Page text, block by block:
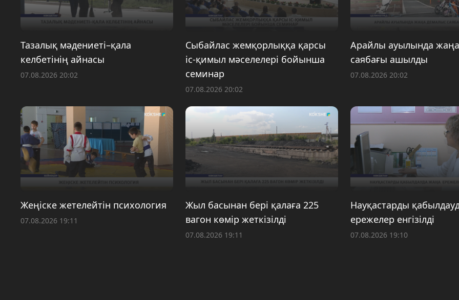
Тазалық мәдениеті–қала
келбетінің айнасы
07.08.2026 20:02
Сыбайлас жемқорлыққа қарсы
іс-қимыл мәселелері бойынша
семинар
07.08.2026 20:02
Арайлы ауылында
саябағы ашылды
07.08.2026 20:02
Жеңіске жетелейтін психология
07.08.2026 19:11
Жыл басынан бері қалаға 225
вагон көмір жеткізілді
07.08.2026 19:11
Науқастарды
ережелер енгізілді
07.08.2026 19:10